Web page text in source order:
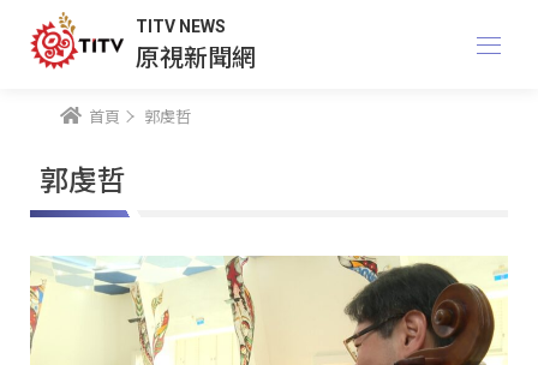
TITV NEWS
原視新聞網
首頁 郭虔哲
郭虔哲